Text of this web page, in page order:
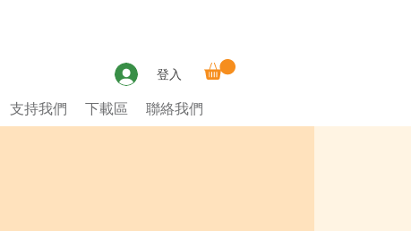
登入
支持我們 下載區 聯絡我們